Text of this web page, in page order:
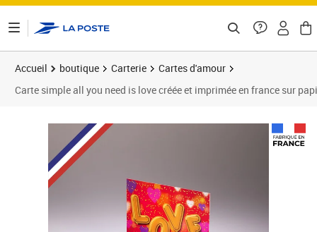
Accueil boutique Carterie
Cartes d'amour
Carte simple all you need is love créée et imprimée en france sur